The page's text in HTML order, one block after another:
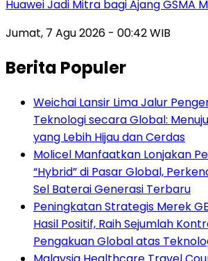
Huawei Jadi Mitra bagi Ajang GSMA
Jumat, 7 Agu 2026 - 00:42 WIB
Berita Populer
Weichai Lansir Lima Jalur
Teknologi secara Global:
yang Lebih Hijau dan Cerdas
Molicel Manfaatkan Lonjakan
“Hybrid” di Pasar Global,
Sel Baterai Generasi Terbaru
Peningkatan Strategis Merek
Hasil Positif, Raih Sejumlah
Pengakuan Global atas